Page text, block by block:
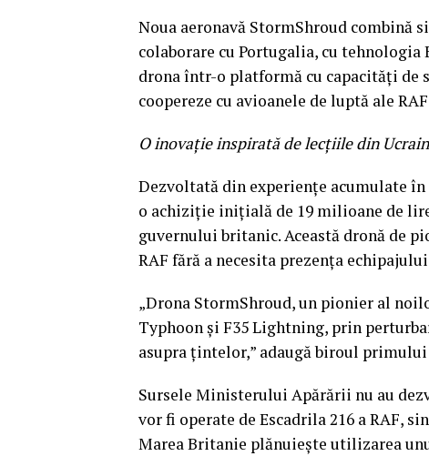
Noua aeronavă StormShroud combină
colaborare cu Portugalia, cu
drona într-o platformă cu capacități de
coopereze cu avioanele de luptă ale
O inovație inspirată de lecțiile din
Dezvoltată din experiențe acumulate
o achiziție inițială de 19 milioane de
guvernului britanic. Această dronă de
RAF fără a necesita prezența
„Drona StormShroud, un pionier al
Typhoon și F35 Lightning, prin
asupra țintelor,” adaugă biroul
Sursele Ministerului Apărării nu au
vor fi operate de Escadrila 216 a RAF,
Marea Britanie plănuiește utilizarea